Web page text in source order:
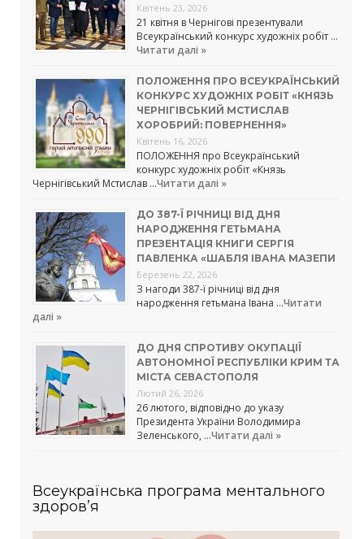
Квітень 23, 2026
21 квітня в Чернігові презентували
Всеукраїнський конкурс художніх робіт …
Читати далі »
ПОЛОЖЕННЯ ПРО ВСЕУКРАЇНСЬКИЙ
КОНКУРС ХУДОЖНІХ РОБІТ «КНЯЗЬ
ЧЕРНІГІВСЬКИЙ МСТИСЛАВ
ХОРОБРИЙ: ПОВЕРНЕННЯ»
Квітень 16, 2026
ПОЛОЖЕННЯ про Всеукраїнський
конкурс художніх робіт «Князь
Чернігівський Мстислав …Читати далі »
ДО 387-Ї РІЧНИЦІ ВІД ДНЯ
НАРОДЖЕННЯ ГЕТЬМАНА
ПРЕЗЕНТАЦІЯ КНИГИ СЕРГІЯ
ПАВЛЕНКА «ШАБЛЯ ІВАНА МАЗЕПИ
Березень 22, 2026
З нагоди 387-ї річниці від дня
народження гетьмана Івана …Читати
далі »
ДО ДНЯ СПРОТИВУ ОКУПАЦІЇ
АВТОНОМНОЇ РЕСПУБЛІКИ КРИМ ТА
МІСТА СЕВАСТОПОЛЯ
Лютий 26, 2026
26 лютого, відповідно до указу
Президента України Володимира
Зеленського, …Читати далі »
Всеукраїнська програма ментального
здоров’я